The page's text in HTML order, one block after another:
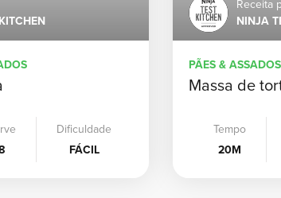
Dificuldade
FÁCIL
Receita
NINJA
PÃES & ASSADOS
Massa de
Tempo
20M